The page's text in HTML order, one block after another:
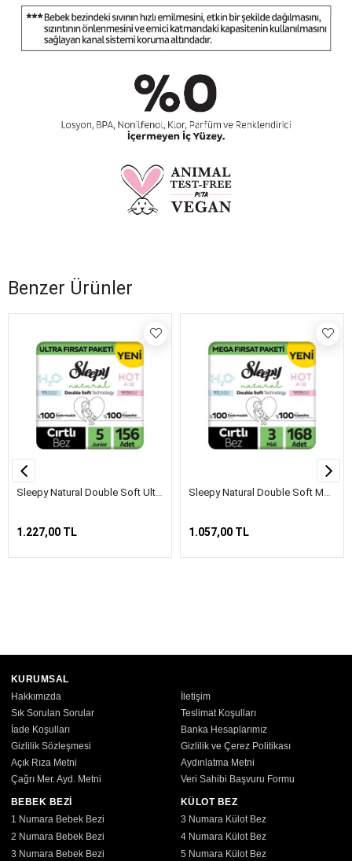
Benzer Ürünler
1.227,00 TL 1.057,00 TL
KURUMSAL
Hakkımızda
İletişim
Sık Sorulan Sorular
Teslimat Koşulları
İade Koşulları
Banka Hesaplarımız
Gizlilik Sözleşmesi
Gizlilik ve Çerez Politikası
Açık Rıza Metni
Aydınlatma Metni
Çağrı Mer. Ayd. Metni
Veri Sahibi Başvuru Formu
BEBEK BEZİ
1 Numara Bebek Bezi
2 Numara Bebek Bezi
3 Numara Bebek Bezi
KÜLOT BEZ
3 Numara Külot Bez
4 Numara Külot Bez
5 Numara Külot Bez